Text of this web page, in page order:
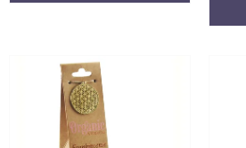
Podmienky ochrany osobných údajov
Reklamácia a vrátenie
Info o nákupe